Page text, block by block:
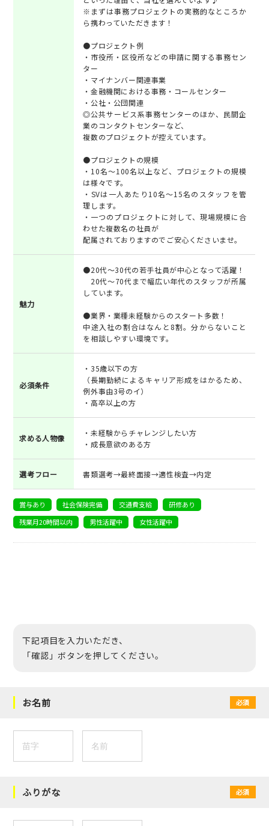
※まずは事務プロジェクトの実務的なところか
ら携わっていただきます！
●プロジェクト例
・市役所・区役所などの申請に関する事務セン
ター
・マイナンバー関連事業
・金融機関における事務・コールセンター
・公社・公団関連
◎公共サービス系事務センターのほか、民間企
業のコンタクトセンターなど、
複数のプロジェクトが控えています。
●プロジェクトの規模
・10名～100名以上など、プロジェクトの規模
は様々です。
・SVは一人あたり10名～15名のスタッフを管
理します。
・一つのプロジェクトに対して、現場規模に合
わせた複数名の社員が
配属されておりますのでご安心くださいませ。
魅力
●20代～30代の若手社員が中心となって活躍！
20代～70代まで幅広い年代のスタッフが所属
しています。
●業界・業種未経験からのスタート多数！
中途入社の割合はなんと8割。分からないこと
を相談しやすい環境です。
必須条件
・35歳以下の方
（長期勤続によるキャリア形成をはかるため、
例外事由3号のイ）
・高卒以上の方
求める人物像
・未経験からチャレンジしたい方
・成長意欲のある方
選考フロー 書類選考→最終面接→適性検査→内定
賞与あり 社会保険完備 交通費支給
研修あり
残業月20時間以内
男性活躍中 女性活躍中
下記項目を入力いただき、
「確認」ボタンを押してください。
お名前 必須
ふりがな 必須